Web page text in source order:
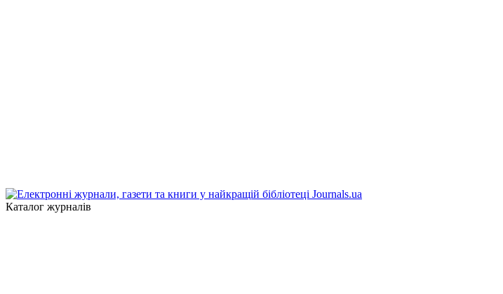
Каталог журналів